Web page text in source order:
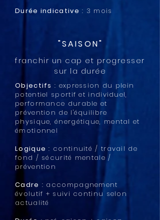
Durée indicative : 3 mois
"SAISON"
franchir un cap et progresser
sur la durée
Objectifs : expression du plein
potentiel sportif et individuel,
performance durable et
prévention de l'équilibre
physique, énergétique, mental et
émotionnel
Logique : continuité / travail de
fond / sécurité mentale /
prévention
Cadre : accompagnement
évolutif + suivi continu selon
actualité